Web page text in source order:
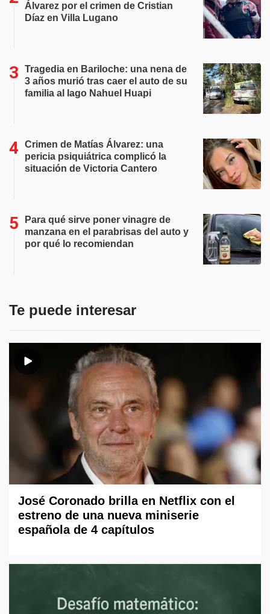
Álvarez por el crimen de Cristian
Díaz en Villa Lugano
Tragedia en Bariloche: una nena de
3 años murió tras caer el auto de su
familia al lago Nahuel Huapi
Crimen de Matías Álvarez: una
pericia psiquiátrica complicó la
situación de Victoria Cantero
Para qué sirve poner vinagre de
manzana en el parabrisas del auto y
por qué lo recomiendan
Te puede interesar
José Coronado brilla en Netflix con el
estreno de una nueva miniserie
española de 4 capítulos